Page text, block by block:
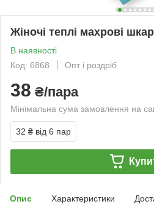
Жіночі теплі махрові
В наявності
Код: 6868
Опт і роздріб
38 ₴/пара
Мінімальна сума замовлення на
32 ₴ від 6 пар
Опис Характеристики